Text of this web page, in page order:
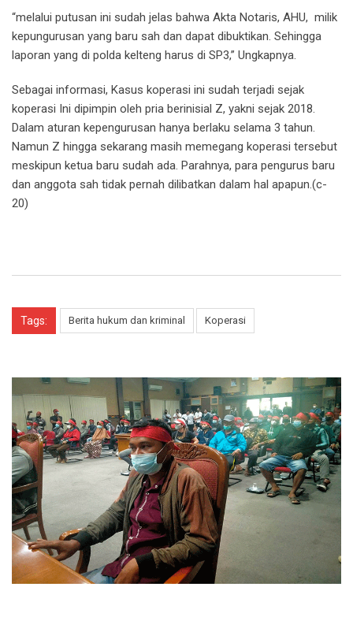
“melalui putusan ini sudah jelas bahwa Akta Notaris, AHU, milik
kepungurusan yang baru sah dan dapat dibuktikan. Sehingga
laporan yang di polda kelteng harus di SP3,” Ungkapnya.
Sebagai informasi, Kasus koperasi ini sudah terjadi sejak
koperasi Ini dipimpin oleh pria berinisial Z, yakni sejak 2018.
Dalam aturan kepengurusan hanya berlaku selama 3 tahun.
Namun Z hingga sekarang masih memegang koperasi tersebut
meskipun ketua baru sudah ada. Parahnya, para pengurus baru
dan anggota sah tidak pernah dilibatkan dalam hal apapun.(c-
20)
Tags: Berita hukum dan kriminal Koperasi